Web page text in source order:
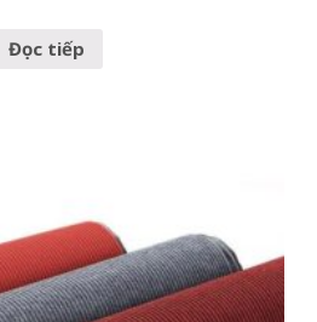
Đọc tiếp